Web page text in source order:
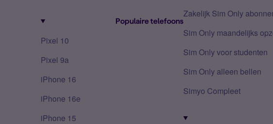
Populaire telefoons
Pixel 10
Pixel 9a
iPhone 16
iPhone 16e
iPhone 15
Zakelijk Sim Only
Sim Only maandelijks
Sim Only voor studenten
Sim Only alleen bellen
Simyo Compleet